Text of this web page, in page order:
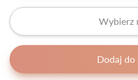
Wybierz
Dodaj do